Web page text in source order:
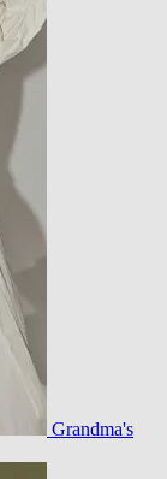
Grandma's